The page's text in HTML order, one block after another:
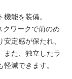
能を装備。
クワークで前のめ
定感が保たれ、
また、独立したラ
減できます。